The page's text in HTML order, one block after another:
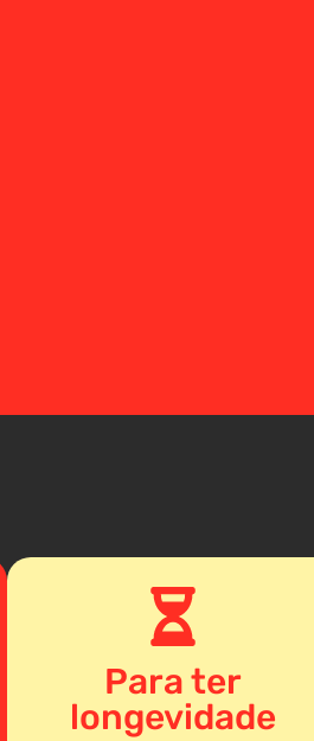
Para ter
longevidade